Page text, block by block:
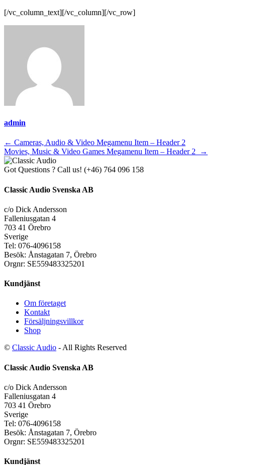
[/vc_column_text][/vc_column][/vc_row]
admin
Inläggsnavigering
← Cameras, Audio & Video Megamenu Item – Header 2
Movies, Music & Video Games Megamenu Item – Header 2
→
Got Questions ? Call us! (+46) 764 096 158
Classic Audio Svenska AB
c/o Dick Andersson
Falleniusgatan 4
703 41 Örebro
Sverige
Tel: 076-4096158
Besök: Ånstagatan 7, Örebro
Orgnr: SE559483325201
Kundjänst
Om företaget
Kontakt
Försäljningsvillkor
Shop
© Classic Audio - All Rights Reserved
Classic Audio Svenska AB
c/o Dick Andersson
Falleniusgatan 4
703 41 Örebro
Sverige
Tel: 076-4096158
Besök: Ånstagatan 7, Örebro
Orgnr: SE559483325201
Kundjänst